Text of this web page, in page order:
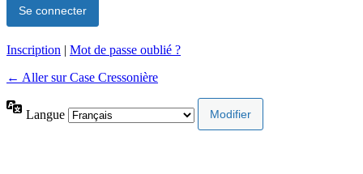
Inscription | Mot de passe oublié ?
← Aller sur Case Cressonière
Langue